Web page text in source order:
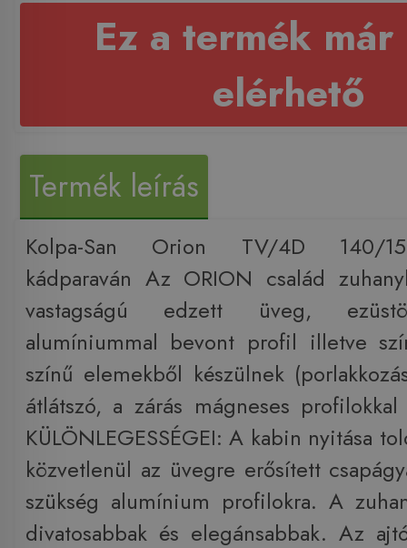
Ez a termék már
elérhető
Termék leírás
Kolpa-San Orion TV/4D 140/
kádparaván Az ORION család
vastagságú edzett üveg,
alumíniummal bevont profil illetve
színű elemekből készülnek
átlátszó, a zárás mágneses
KÜLÖNLEGESSÉGEI: A kabin nyitása
közvetlenül az üvegre erősített
szükség alumínium profilokra. A
divatosabbak és elegánsabbak. Az